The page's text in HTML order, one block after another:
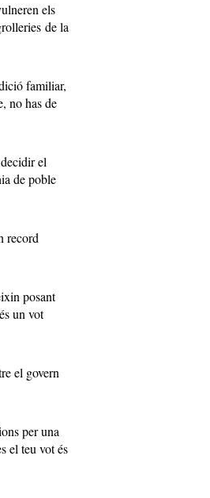
els
de la
familiar,
no has de
el
de poble
record
posant
un vot
el govern
per una
el teu vot és